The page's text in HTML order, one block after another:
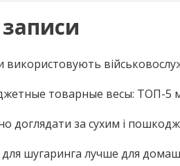
використовують
товарные весы: ТОП-5
доглядати за сухим і
для шугаринга лучше для